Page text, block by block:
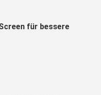
für bessere